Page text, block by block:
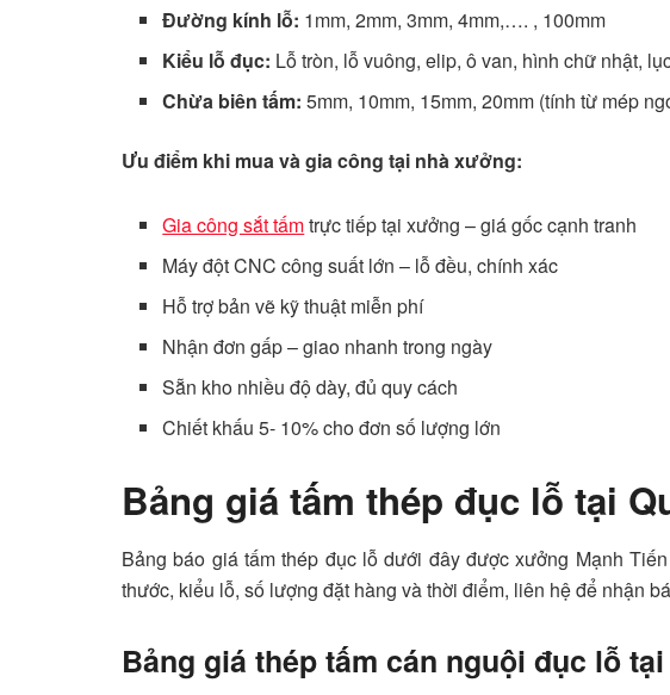
Đường kính lỗ: 1mm, 2mm, 3mm, 4mm,…. , 100mm
Kiểu lỗ đục: Lỗ tròn, lỗ vuông, elip, ô van, hình chữ nhật,
Chừa biên tấm:5mm, 10mm, 15mm, 20mm (tính từ mép
Ưu điểm khi mua và gia công tại nhà xưởng:
Gia công sắt tấmtrực tiếp tại xưởng – giá gốc cạnh tranh
Máy đột CNC công suất lớn – lỗ đều, chính xác
Hỗ trợ bản vẽ kỹ thuật miễn phí
Nhận đơn gấp – giao nhanh trong ngày
Sẵn kho nhiều độ dày, đủ quy cách
Chiết khấu 5- 10% cho đơn số lượng lớn
Bảng giá tấm thép đục lỗ tại
Bảng báo giá tấm thép đục lỗ dưới đây được xưởng Mạnh
thước, kiểu lỗ, số lượng đặt hàng và thời điểm, liên hệ để nhận
Bảng giá thép tấm cán nguội đục lỗ